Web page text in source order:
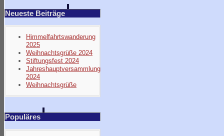
Neueste Beiträge
Himmelfahrtswanderung
2025
Weihnachtsgrüße 2024
Stiftungsfest 2024
Jahreshauptversammlung
2024
Weihnachtsgrüße
Populäres